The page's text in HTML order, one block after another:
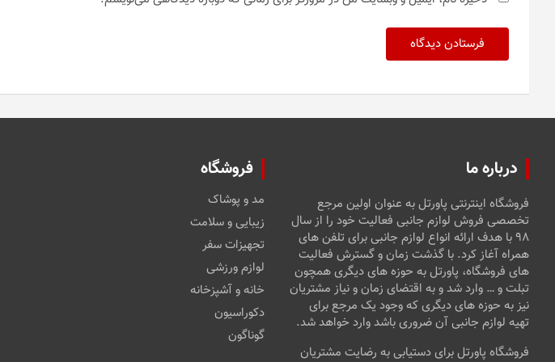
درباره ما
فروشگاه اینترنتی پاورتل به عنوان اولین مرجع
تخصصی فروش لوازم جانبی فعالیت خود را از سال
۹۸ با هدف ارائه انواع لوازم جانبی برای تلفن های
همراه آغاز کرد. با گذشت زمان و گسترش فعالیت
های فروشگاه، پاورتل به حوزه های دیگری همچون
تبلت و … وارد شد و به اقتضای زمان و نیاز مشتریان
نیز به حوزه های دیگری که وجود یک مرجع برای
تهیه لوازم جانبی آن ضروری باشد وارد خواهد شد.
فروشگاه پاورتل برای دستیابی به رضایت مشتریان
فروشگاه
مد و پوشاک
زیبایی و سلامت
تجهیزات سفر
لوازم ورزشی
خانه و آشپزخانه
دکوراسیون
گوناگون